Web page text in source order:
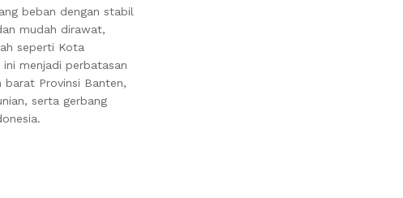
beban dengan stabil
mudah dirawat,
seperti Kota
menjadi perbatasan
Provinsi Banten,
serta gerbang